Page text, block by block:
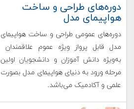
دوره‌های طراحی و ساخت
هواپیمای مدل
دوره‌های عمومی طراحی و ساخت هواپیمای
مدل قابل پرواز ویژه عموم علاقمندان
به‌ویژه دانش آموزان و دانشجویان اولین
مرحله ورود به دنیای هواپیمای مدل بصورت
علمی و آکادمیک می‌باشد.